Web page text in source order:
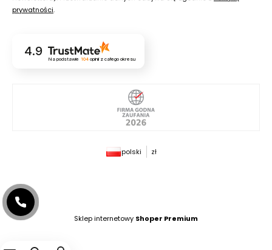
prywatności.
4.9
Na podstawie 104opinii z całego okresu
polski zł
Sklep internetowy Shoper Premium